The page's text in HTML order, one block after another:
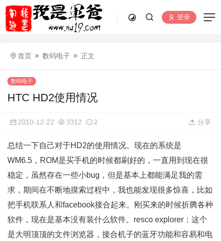
登录
首页 数码电子 正文
数码电子
HTC HD2使用情况
2010-12-22 3312 2 分享
总结一下自己对于HD2的使用情况。现在的系统是
WM6.5，ROM是买手机的时候都刷好的，一直用到现在很
稳定，虽然存在一些小bug，但是基本上都能满足我的需
求，期间在不断地摸索过程中，我也能发现很多惊喜，比如
把手机联系人和facebook接合起来。刚买来的时候折腾各种
软件，现在是基本没有装什么软件。resco explorer：这个
是大明顶顶的文件浏览器，接合机子的蓝牙功能和容易和电